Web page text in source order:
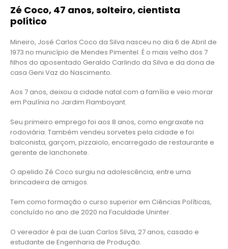
Zé Coco, 47 anos, solteiro, cientista
político
Mineiro, José Carlos Coco da Silva nasceu no dia 6 de Abril de
1973 no município de Mendes Pimentel. É o mais velho dos 7
filhos do aposentado Geraldo Carlindo da Silva e da dona de
casa Geni Vaz do Nascimento.
Aos 7 anos, deixou a cidade natal com a família e veio morar
em Paulínia no Jardim Flamboyant.
Seu primeiro emprego foi aos 8 anos, como engraxate na
rodoviária. Também vendeu sorvetes pela cidade e foi
balconista, garçom, pizzaiolo, encarregado de restaurante e
gerente de lanchonete.
O apelido Zé Coco surgiu na adolescência, entre uma
brincadeira de amigos.
Tem como formação o curso superior em Ciências Políticas,
concluído no ano de 2020 na Faculdade Uninter.
O vereador é pai de Luan Carlos Silva, 27 anos, casado e
estudante de Engenharia de Produção.